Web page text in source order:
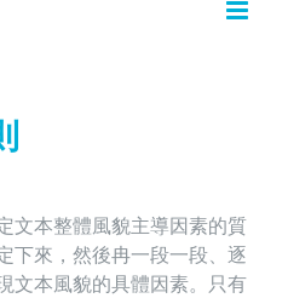
文本整體風貌主導因素的質
下來，然後冉一段一段、逐
文本風貌的具體因素。只有